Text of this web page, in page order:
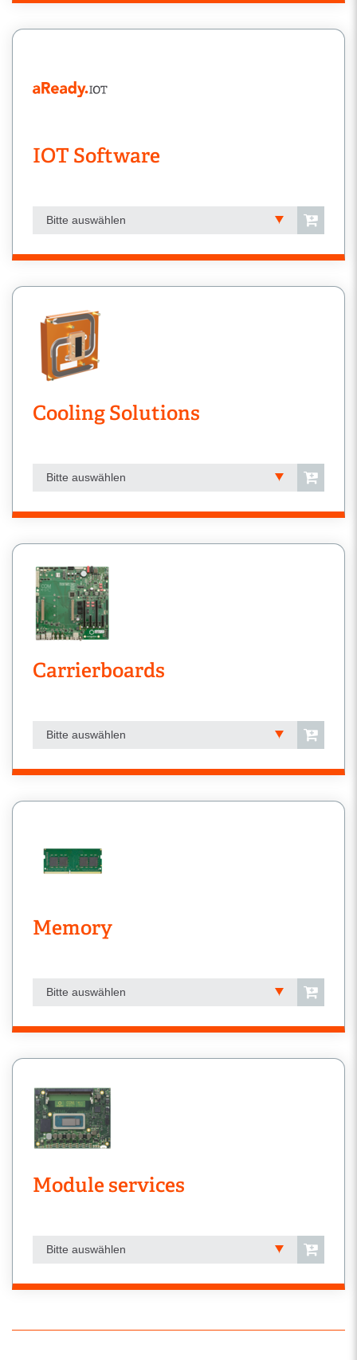
IOT Software
Bitte auswählen
Cooling Solutions
Bitte auswählen
Carrierboards
Bitte auswählen
Memory
Bitte auswählen
Module services
Bitte auswählen